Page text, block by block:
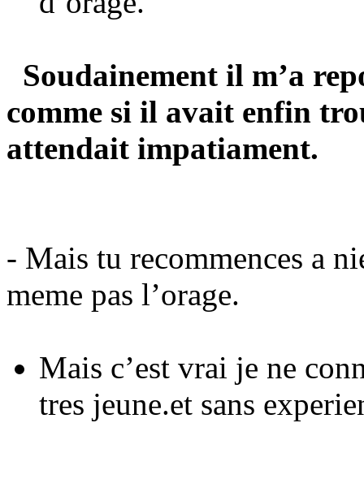
Soudainement il m’a
comme si il avait enfin
attendait impatiament.
- Mais tu recommences a
meme pas l’orage.
Mais c’est vrai je ne
tres jeune.et sans